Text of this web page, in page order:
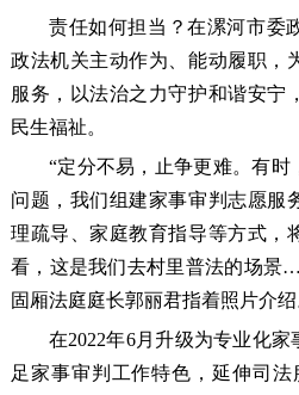
责任如何担当？在漯河市委
政法机关主动作为、能动履职，
服务，以法治之力守护和谐安宁
民生福祉。
“定分不易，止争更难。有
问题，我们组建家事审判志愿服
理疏导、家庭教育指导等方式，
看，这是我们去村里普法的场景
固厢法庭庭长郭丽君指着照片介绍
在2022年6月升级为专业化
足家事审判工作特色，延伸司法